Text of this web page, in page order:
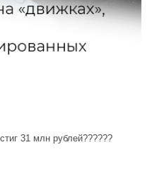
31 млн рублей??????